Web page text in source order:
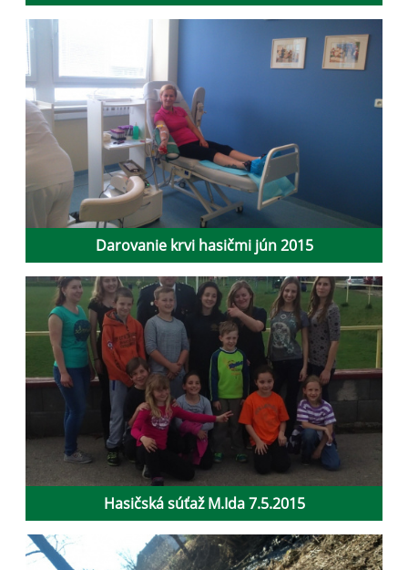
Darovanie krvi hasičmi jún 2015
Hasičská súťaž M.Ida 7.5.2015